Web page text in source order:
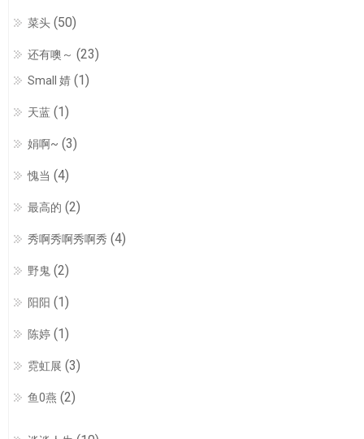
菜头 (50)
还有噢～ (23)
Small 婧 (1)
天蓝 (1)
娟啊~ (3)
愧当 (4)
最高的 (2)
秀啊秀啊秀啊秀 (4)
野鬼 (2)
阳阳 (1)
陈婷 (1)
霓虹展 (3)
鱼0燕 (2)